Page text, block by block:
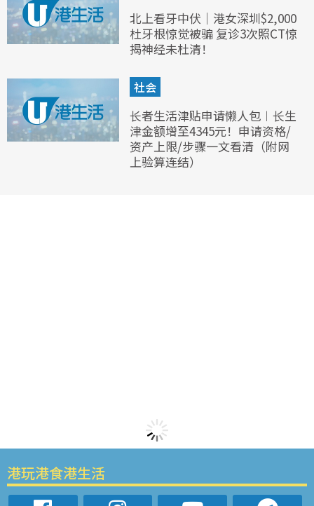
北上看牙中伏｜港女深圳$2,000
杜牙根惊觉被骗 复诊3次照CT惊
揭神经未杜清！
社会
长者生活津贴申请懒人包︱长生
津金额增至4345元！申请资格/
资产上限/步骤一文看清（附网
上验算连结）
港玩港食港生活